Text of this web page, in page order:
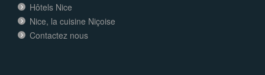
Hôtels Nice
Nice, la cuisine Niçoise
Contactez nous